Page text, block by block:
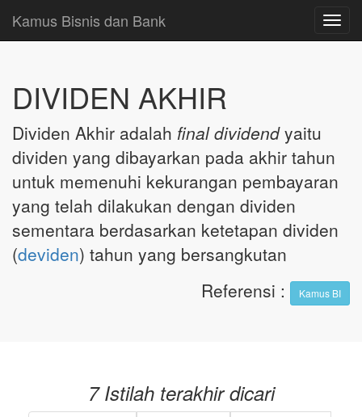
Kamus Bisnis dan Bank
DIVIDEN AKHIR
Dividen Akhir adalah final dividendyaitu
dividen yang dibayarkan pada akhir tahun
untuk memenuhi kekurangan pembayaran
yang telah dilakukan dengan dividen
sementara berdasarkan ketetapan dividen
(deviden) tahun yang bersangkutan
Referensi : Kamus BI
7 Istilah terakhir dicari